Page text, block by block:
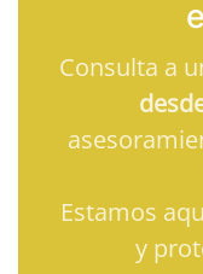
Consulta a
Estamos
y